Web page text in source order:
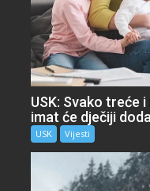
USK: Svako treće
imat će dječiji
USK Vijesti